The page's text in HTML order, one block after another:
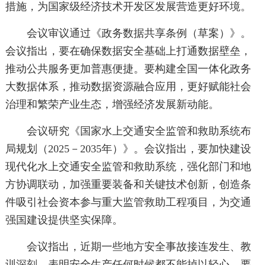
措施，为国家级经济技术开发区发展营造更好环境。
会议审议通过《政务数据共享条例（草案）》。
会议指出，要在确保数据安全基础上打通数据壁垒，
推动公共服务更加普惠便捷。要构建全国一体化政务
大数据体系，推动数据资源融合应用，更好赋能社会
治理和繁荣产业生态，增强经济发展新动能。
会议研究《国家水上交通安全监管和救助系统布
局规划（2025－2035年）》。会议指出，要加快建设
现代化水上交通安全监管和救助系统，强化部门和地
方协调联动，加强重要装备和关键技术创新，创造条
件吸引社会资本参与重大监管救助工程项目，为交通
强国建设提供坚实保障。
会议指出，近期一些地方安全事故接连发生、教